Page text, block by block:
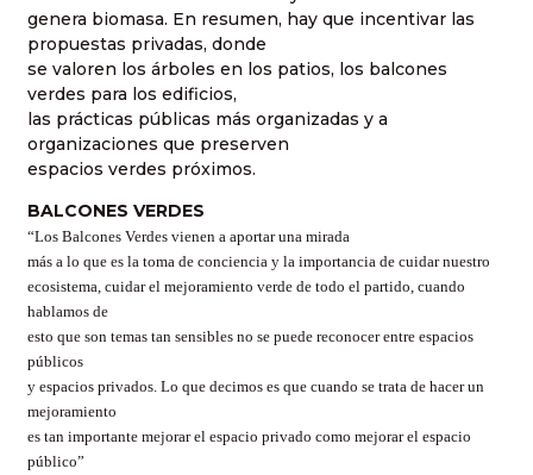
genera biomasa. En resumen, hay que incentivar las
propuestas privadas, donde
se valoren los árboles en los patios, los balcones
verdes para los edificios,
las prácticas públicas más organizadas y a
organizaciones que preserven
espacios verdes próximos.
BALCONES VERDES
“Los Balcones Verdes vienen a aportar una mirada
más a lo que es la toma de conciencia y la importancia de cuidar nuestro
ecosistema, cuidar el mejoramiento verde de todo el partido, cuando
hablamos de
esto que son temas tan sensibles no se puede reconocer entre espacios
públicos
y espacios privados. Lo que decimos es que cuando se trata de hacer un
mejoramiento
es tan importante mejorar el espacio privado como mejorar el espacio
público”